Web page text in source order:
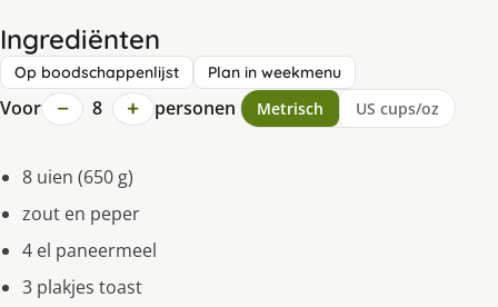
Ingrediënten
Op boodschappenlijst Plan in weekmenu
Voor − 8 + personen Metrisch US cups/oz
8 uien (650 g)
zout en peper
4 el paneermeel
3 plakjes toast